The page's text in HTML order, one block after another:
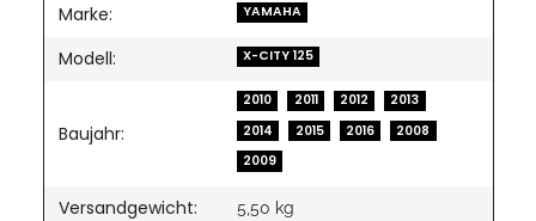
Produkteigenschaft
Wert
Marke: YAMAHA
Modell: X-CITY 125
Baujahr:
2010 2011 2012
2013
2014
2015 2016
2008
2009
Versandgewicht: 5,50 kg